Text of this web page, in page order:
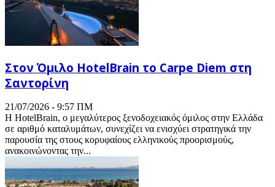
Στον Όμιλο HotelBrain το Carpe Diem στη
Σαντορίνη
21/07/2026 - 9:57 ΠΜ
Η HotelBrain, ο μεγαλύτερος ξενοδοχειακός όμιλος στην Ελλάδα
σε αριθμό καταλυμάτων, συνεχίζει να ενισχύει στρατηγικά την
παρουσία της στους κορυφαίους ελληνικούς προορισμούς,
ανακοινώνοντας την...